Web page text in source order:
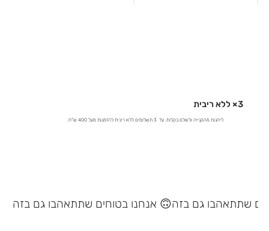
3× ללא ריבית
ליהנות מהקנייה ולשלם בקלות. עד 3 תשלומים ללא ריבית להזמנות מעל 400 ש"ח.
אנחנו בטוחים שתתאהבו גם בזה 🙃